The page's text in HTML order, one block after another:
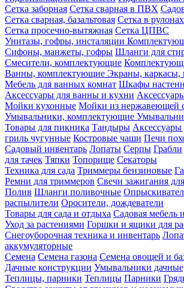
Сетка заборная Сетка сварная в ПВХ
Сетка сварная, базальтовая Сетка в рулонах
Сетка просечно-вытяжная Сетка ЦПВС
Унитазы, гофры, инсталяции
Сифоны, манжеты, гофры Шланги для
Смесители, комплектующие
Ванны, комплектующие Экраны, каркасы,
Мебель для ванных комнат Шкафы
Аксессуары для ванны и кухни
Мойки кухонные Мойки из нержавеющей
Умывальники, комплектующие
Товары для пикника Тандыры Аксессуары
гриль чугунные Костровые чаши Печи
Садовый инвентарь Лопаты Серпы Грабли
для тачек Тяпки Топорище Секаторы
Техника для сада Триммеры бензиновые
Ремни для триммеров Свечи зажигания
Полив Шланги поливочные
распылители Оросители, дождеватели
Товары для сада и отдыха Садовая мебель
Уход за растениями Горшки и ящики для
Снегоуборочная техника и инвентарь
аккумуляторные
Семена Семена газона Семена овощей и
Дачные конструкции Умывальники
Теплицы, парники Теплицы Парники